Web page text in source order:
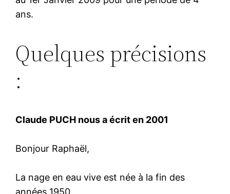
ans.
Quelques précisions
:
Claude PUCH nous a écrit en 2001
Bonjour Raphaël,
La nage en eau vive est née à la fin des
années 1950.